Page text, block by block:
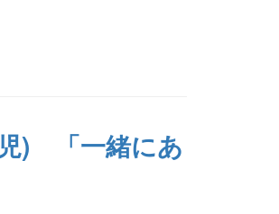
) 「一緒にあ